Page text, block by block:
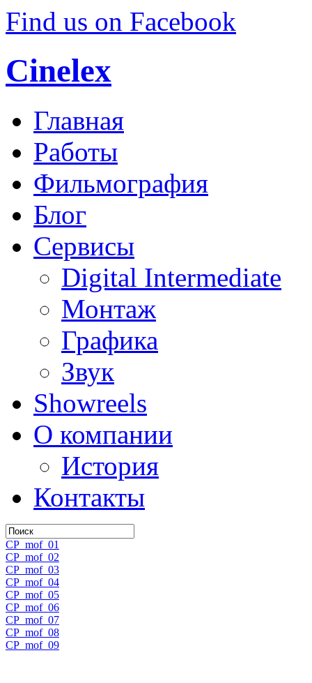
Find us on Facebook
Cinelex
Главная
Работы
Фильмография
Блог
Сервисы
Digital Intermediate
Монтаж
Графика
Звук
Showreels
О компании
История
Контакты
CP_mof_01
CP_mof_02
CP_mof_03
CP_mof_04
CP_mof_05
CP_mof_06
CP_mof_07
CP_mof_08
CP_mof_09